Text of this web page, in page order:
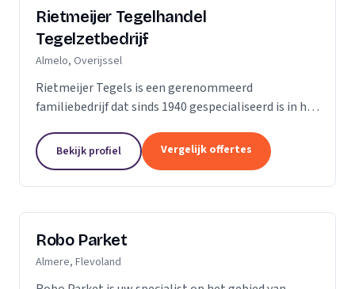
Rietmeijer Tegelhandel
Tegelzetbedrijf
Almelo, Overijssel
Rietmeijer Tegels is een gerenommeerd
familiebedrijf dat sinds 1940 gespecialiseerd is in het
Met een rijke geschiedenis en een passie voor...
Bekijk profiel Vergelijk offertes
Robo Parket
Almere, Flevoland